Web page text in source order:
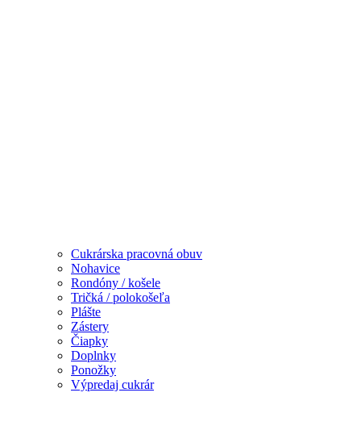
Cukrárska pracovná obuv
Nohavice
Rondóny / košele
Tričká / polokošeľa
Plášte
Zástery
Čiapky
Doplnky
Ponožky
Výpredaj cukrár